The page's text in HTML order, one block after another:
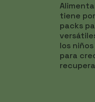
tiene
packs
los
para